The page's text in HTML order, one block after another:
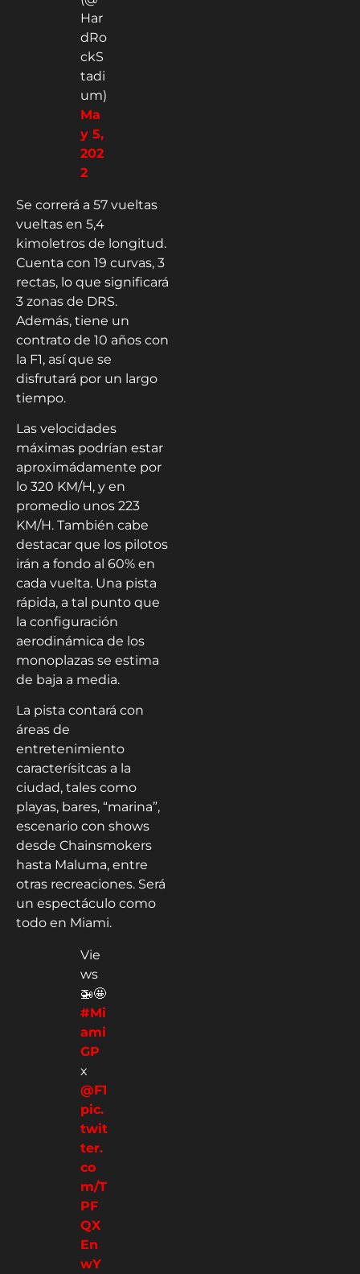
Har
dRo
ckS
tadi
um)
Ma
y 5,
202
2
Se correrá a 57 vueltas
vueltas en 5,4
kimoletros de longitud.
Cuenta con 19 curvas, 3
rectas, lo que significará
3 zonas de DRS.
Además, tiene un
contrato de 10 años con
la F1, así que se
disfrutará por un largo
tiempo.
Las velocidades
máximas podrían estar
aproximádamente por
lo 320 KM/H, y en
promedio unos 223
KM/H. También cabe
destacar que los pilotos
irán a fondo al 60% en
cada vuelta. Una pista
rápida, a tal punto que
la configuración
aerodinámica de los
monoplazas se estima
de baja a media.
La pista contará con
áreas de
entretenimiento
caracterísitcas a la
ciudad, tales como
playas, bares, “marina”,
escenario con shows
desde Chainsmokers
hasta Maluma, entre
otras recreaciones. Será
un espectáculo como
todo en Miami.
Vie
ws
🚁🤩
#Mi
ami
GP
x
@F1
pic.
twit
ter.
co
m/T
PF
QX
En
wY